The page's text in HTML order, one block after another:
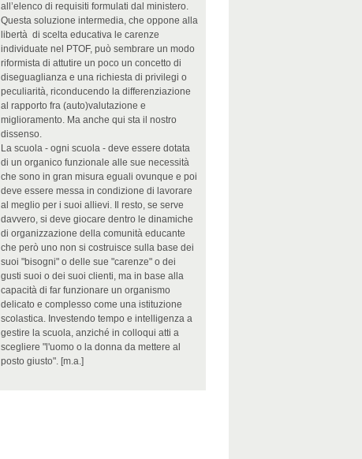
all’elenco di requisiti formulati dal ministero.
Questa soluzione intermedia, che oppone alla
libertà di scelta educativa le carenze
individuate nel PTOF, può sembrare un modo
riformista di attutire un poco un concetto di
diseguaglianza e una richiesta di privilegi o
peculiarità, riconducendo la differenziazione
al rapporto fra (auto)valutazione e
miglioramento. Ma anche qui sta il nostro
dissenso.
La scuola - ogni scuola - deve essere dotata
di un organico funzionale alle sue necessità
che sono in gran misura eguali ovunque e poi
deve essere messa in condizione di lavorare
al meglio per i suoi allievi. Il resto, se serve
davvero, si deve giocare dentro le dinamiche
di organizzazione della comunità educante
che però uno non si costruisce sulla base dei
suoi "bisogni" o delle sue "carenze" o dei
gusti suoi o dei suoi clienti, ma in base alla
capacità di far funzionare un organismo
delicato e complesso come una istituzione
scolastica. Investendo tempo e intelligenza a
gestire la scuola, anziché in colloqui atti a
scegliere "l'uomo o la donna da mettere al
posto giusto". [m.a.]